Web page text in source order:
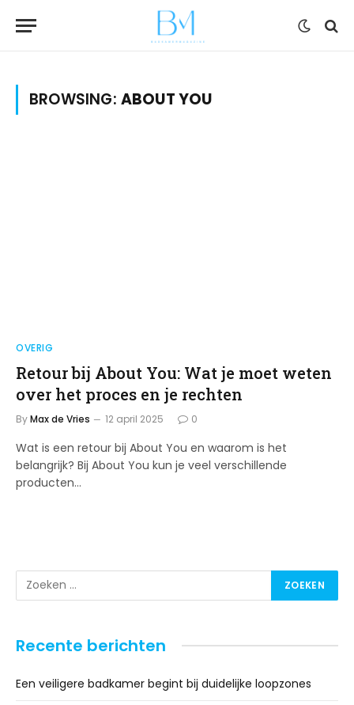
BROWSING: ABOUT YOU
OVERIG
Retour bij About You: Wat je moet weten
over het proces en je rechten
ByMax de Vries 12 april 2025 0
Wat is een retour bij About You en waarom is het
belangrijk? Bij About You kun je veel verschillende
producten…
Recente berichten
Een veiligere badkamer begint bij duidelijke loopzones